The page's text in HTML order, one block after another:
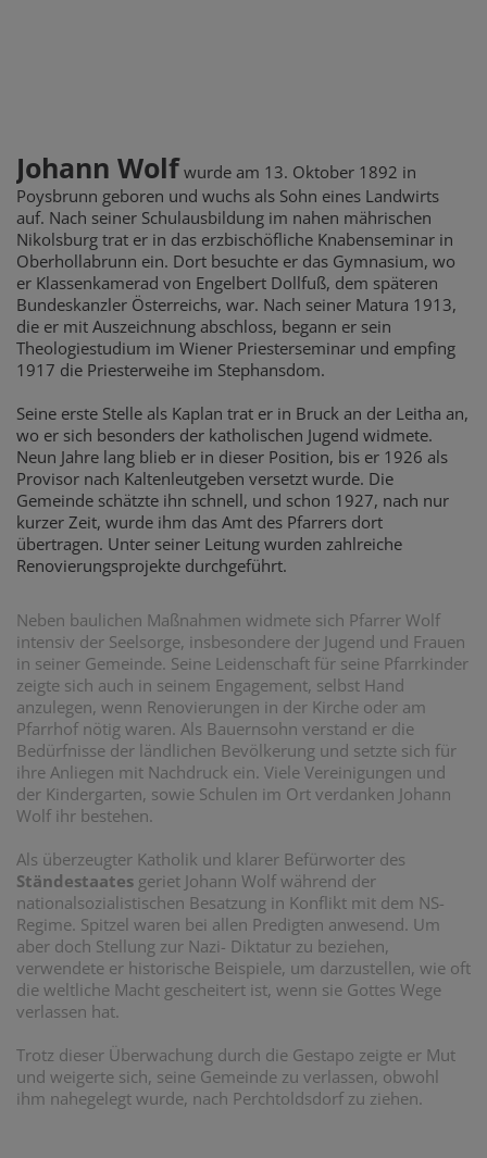
Johann Wolf wurde am 13. Oktober 1892 in
Poysbrunn geboren und wuchs als Sohn eines Landwirts
auf. Nach seiner Schulausbildung im nahen mährischen
Nikolsburg trat er in das erzbischöfliche Knabenseminar in
Oberhollabrunn ein. Dort besuchte er das Gymnasium, wo
er Klassenkamerad von Engelbert Dollfuß, dem späteren
Bundeskanzler Österreichs, war. Nach seiner Matura 1913,
die er mit Auszeichnung abschloss, begann er sein
Theologiestudium im Wiener Priesterseminar und empfing
1917 die Priesterweihe im Stephansdom.
Seine erste Stelle als Kaplan trat er in Bruck an der Leitha an,
wo er sich besonders der katholischen Jugend widmete.
Neun Jahre lang blieb er in dieser Position, bis er 1926 als
Provisor nach Kaltenleutgeben versetzt wurde. Die
Gemeinde schätzte ihn schnell, und schon 1927, nach nur
kurzer Zeit, wurde ihm das Amt des Pfarrers dort
übertragen. Unter seiner Leitung wurden zahlreiche
Renovierungsprojekte durchgeführt.
Neben baulichen Maßnahmen widmete sich Pfarrer Wolf
intensiv der Seelsorge, insbesondere der Jugend und Frauen
in seiner Gemeinde. Seine Leidenschaft für seine Pfarrkinder
zeigte sich auch in seinem Engagement, selbst Hand
anzulegen, wenn Renovierungen in der Kirche oder am
Pfarrhof nötig waren. Als Bauernsohn verstand er die
Bedürfnisse der ländlichen Bevölkerung und setzte sich für
ihre Anliegen mit Nachdruck ein. Viele Vereinigungen und
der Kindergarten, sowie Schulen im Ort verdanken Johann
Wolf ihr bestehen.
Als überzeugter Katholik und klarer Befürworter des
Ständestaates geriet Johann Wolf während der
nationalsozialistischen Besatzung in Konflikt mit dem NS-
Regime. Spitzel waren bei allen Predigten anwesend. Um
aber doch Stellung zur Nazi- Diktatur zu beziehen,
verwendete er historische Beispiele, um darzustellen, wie oft
die weltliche Macht gescheitert ist, wenn sie Gottes Wege
verlassen hat.
Trotz dieser Überwachung durch die Gestapo zeigte er Mut
und weigerte sich, seine Gemeinde zu verlassen, obwohl
ihm nahegelegt wurde, nach Perchtoldsdorf zu ziehen.